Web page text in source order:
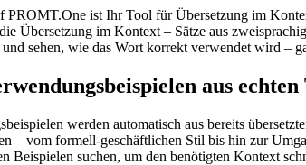
PROMT.One ist Ihr Tool für Übersetzung im
Übersetzung im Kontext – Sätze aus
und sehen, wie das Wort korrekt verwendet wird –
aus echten
werden automatisch aus bereits
– vom formell-geschäftlichen Stil bis hin zur
Beispielen suchen, um den benötigten Kontext